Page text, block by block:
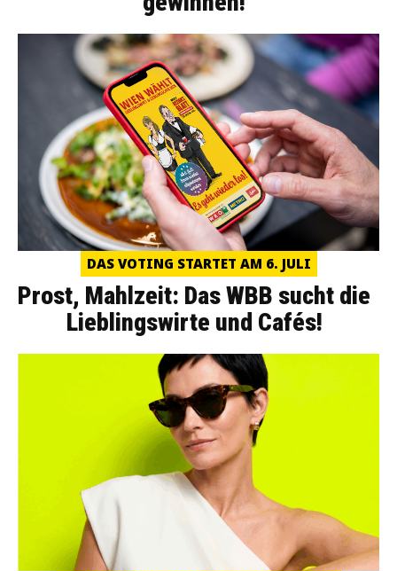
DAS VOTING STARTET AM 6. JULI
Prost, Mahlzeit: Das WBB sucht die
Lieblingswirte und Cafés!